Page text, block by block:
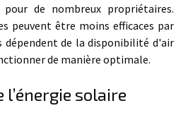
de nombreux propriétaires.
peuvent être moins efficaces par
de la disponibilité d'air
de manière optimale.
l’énergie solaire